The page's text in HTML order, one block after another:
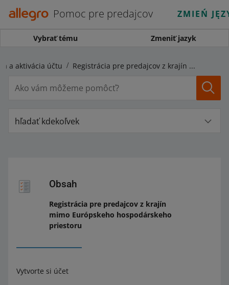
Pomoc pre predajcov ZMIEŃ
Vybrať tému Zmeniť jazyk
a aktivácia účtu Registrácia pre predajcov z krajín mimo Európskeho hospodárskeho priestoru
hľadať kdekoľvek
Obsah
Registrácia pre predajcov z krajín
mimo Európskeho hospodárskeho
priestoru
Vytvorte si účet